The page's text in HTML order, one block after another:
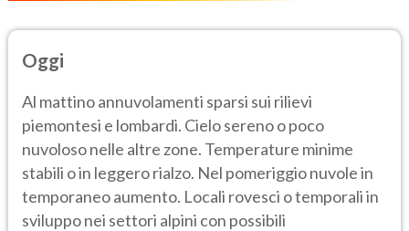
Oggi
Al mattino annuvolamenti sparsi sui rilievi
piemontesi e lombardi. Cielo sereno o poco
nuvoloso nelle altre zone. Temperature minime
stabili o in leggero rialzo. Nel pomeriggio nuvole in
temporaneo aumento. Locali rovesci o temporali in
sviluppo nei settori alpini con possibili